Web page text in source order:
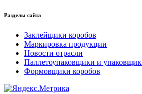
Разделы сайта
Заклейщики коробов
Маркировка продукции
Новости отрасли
Паллетоупаковщики и
Формовщики коробов